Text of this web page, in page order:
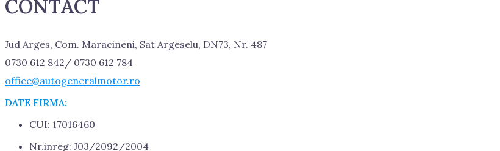
CONTACT
Jud Arges, Com. Maracineni, Sat Argeselu, DN73, Nr. 487
0730 612 842/ 0730 612 784
office@autogeneralmotor.ro
DATE FIRMA:
CUI: 17016460
Nr.inreg: J03/2092/2004